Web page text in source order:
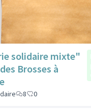
solidaire mixte"
Brosses à
8 0